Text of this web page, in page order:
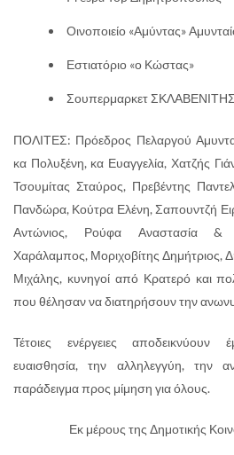
Οινοποιείο «Αμύντας»
Εστιατόριο «ο Κώστας»
Σουπερμαρκετ ΣΚΛΑΒΕΝΙΤΗΣ
ΠΟΛΙΤΕΣ: Πρόεδρος Πελαργού
κα Πολυξένη, κα Ευαγγελία, Χατζής
Τσουμίτας Σταύρος, Πρεβέντης
Πανδώρα, Κούτρα Ελένη, Σαπουντζή
Αντώνιος, Ρούφα Αναστασία &
Χαράλαμπος, Μοριχοβίτης Δημήτριος,
Μιχάλης, κυνηγοί από Κρατερό και
που θέλησαν να διατηρήσουν την
Τέτοιες ενέργειες αποδεικνύουν
ευαισθησία, την αλληλεγγύη, την
παράδειγμα προς μίμηση για όλους.
Εκ μέρους της Δημοτικής